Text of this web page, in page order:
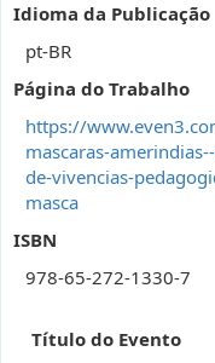
Idioma da Publicação
pt-BR
Página do Trabalho
https://
mascaras-
de-vivencias-
masca
ISBN
978-65-272-1330-7
Título do Evento